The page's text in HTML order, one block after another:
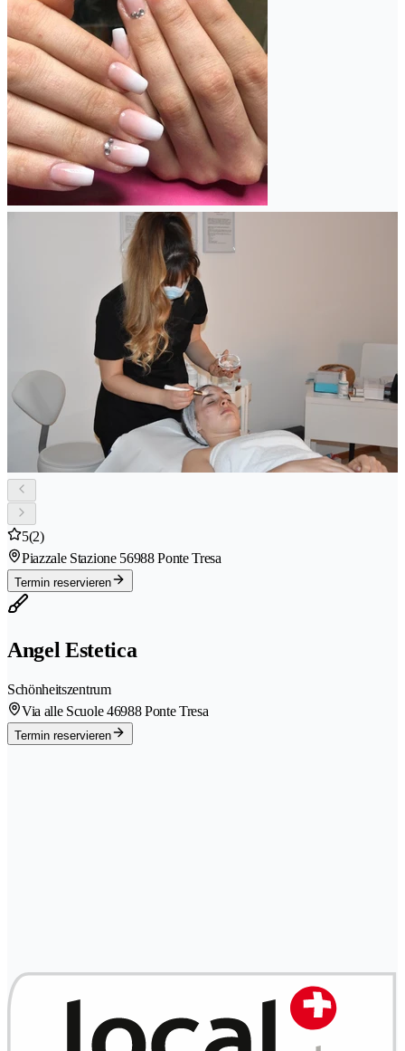
5(2)
Piazzale Stazione 56988 Ponte Tresa
Termin reservieren
Angel Estetica
Schönheitszentrum
Via alle Scuole 46988 Ponte Tresa
Termin reservieren